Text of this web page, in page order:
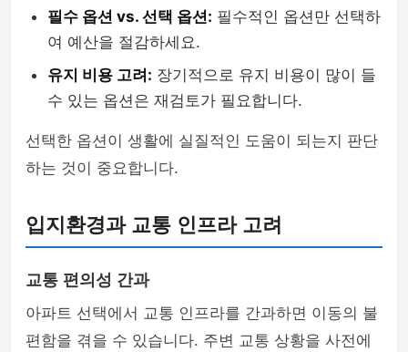
필수 옵션 vs. 선택 옵션: 필수적인 옵션만 선택하
여 예산을 절감하세요.
유지 비용 고려: 장기적으로 유지 비용이 많이 들
수 있는 옵션은 재검토가 필요합니다.
선택한 옵션이 생활에 실질적인 도움이 되는지 판단
하는 것이 중요합니다.
입지환경과 교통 인프라 고려
교통 편의성 간과
아파트 선택에서 교통 인프라를 간과하면 이동의 불
편함을 겪을 수 있습니다. 주변 교통 상황을 사전에